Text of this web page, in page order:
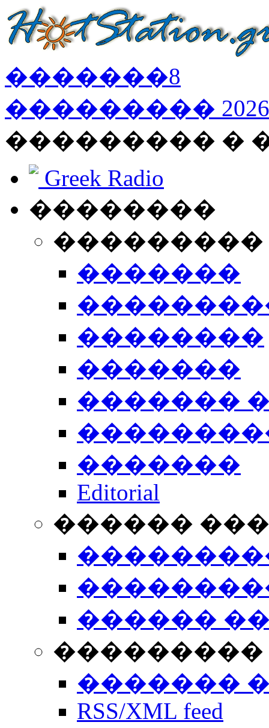
�������8
��������� 2026
��������� �
Greek Radio
��������
�������
��������
�������
�������
�������
Editorial
������
������
���������
�������
RSS/XML feed